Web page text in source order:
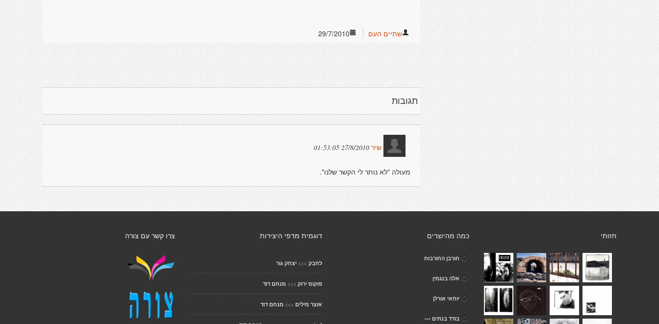
29/7/2010 שתיים העם
תגובות
שיר 27/8/2010 01:53:05
מעולה "לא נותר לי הקשר שלנו".
צרו קשר עם צורה דוגמית מדפי היצירות
לחבק >>> יצחק גור
פוקוס ירוק >>> מנחם דוד
אוצר מילים >>> מנחם דוד
כמה מהיוצרים
חורבן החורבות
אלה בנגמין
יוחאי אורלן
בודד בנתים ---
חזותי